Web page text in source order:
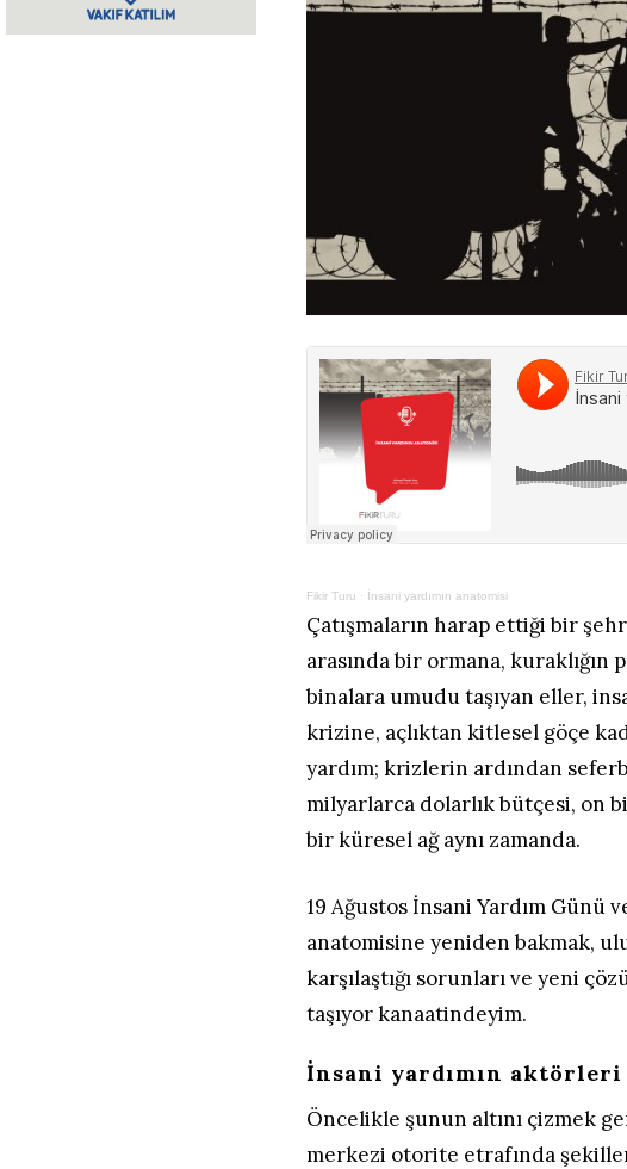
Fikir Turu · İnsani yardımın anatomisi
Çatışmaların harap ettiği bir
arasında bir ormana,
binalara umudu taşıyan eller,
krizine, açlıktan kitlesel göçe
yardım; krizlerin ardından
milyarlarca dolarlık bütçesi, on
bir küresel ağ aynı zamanda.
19 Ağustos İnsani Yardım Günü
anatomisine yeniden bakmak,
karşılaştığı sorunları ve yeni
taşıyor kanaatindeyim.
İnsani yardımın aktörleri
Öncelikle şunun altını çizmek
merkezi otorite etrafında